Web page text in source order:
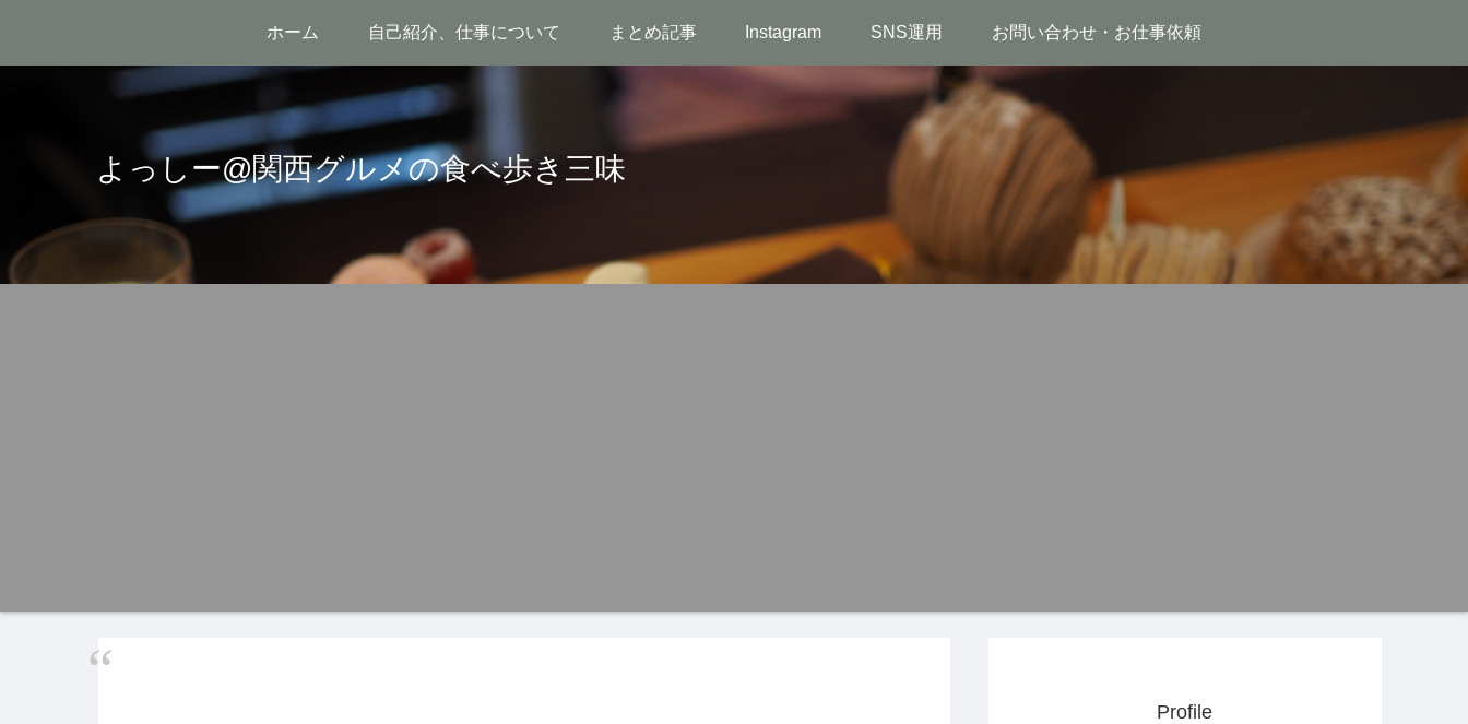
よっしー@関西グルメの食べ歩き三味
ホーム 自己紹介、仕事について まとめ記事 Instagram SNS運用 お問い合わせ・お仕事依頼
Profile